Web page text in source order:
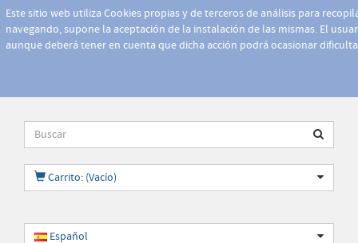
Este sitio web utiliza Cookies propias y de terceros de análisis para
navegando, supone la aceptación de la instalación de las mismas. El
aunque deberá tener en cuenta que dicha acción podrá ocasionar
Carrito: (Vacío)
Español